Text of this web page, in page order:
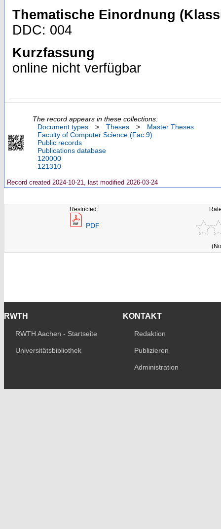
Thematische Einordnung
DDC: 004
Kurzfassung
online nicht verfügbar
The record appears in these collections:
Document types
> Theses >
Master Theses
Faculty of Computer Science (Fac.9)
Public records
Publications database
120000
121310
Record created 2024-10-21, last modified 2026-03-24
Restricted:
PDF
RWTH
RWTH Aachen - Startseite
Universitätsbibliothek
KONTAKT
Redaktion
Publizieren
Administration